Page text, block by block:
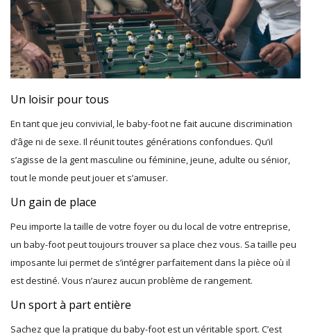
Un loisir pour tous
En tant que jeu convivial, le baby-foot ne fait aucune discrimination
d’âge ni de sexe. Il réunit toutes générations confondues. Qu’il
s’agisse de la gent masculine ou féminine, jeune, adulte ou sénior,
tout le monde peut jouer et s’amuser.
Un gain de place
Peu importe la taille de votre foyer ou du local de votre entreprise,
un baby-foot peut toujours trouver sa place chez vous. Sa taille peu
imposante lui permet de s’intégrer parfaitement dans la pièce où il
est destiné. Vous n’aurez aucun problème de rangement.
Un sport à part entière
Sachez que la pratique du baby-foot est un véritable sport. C’est